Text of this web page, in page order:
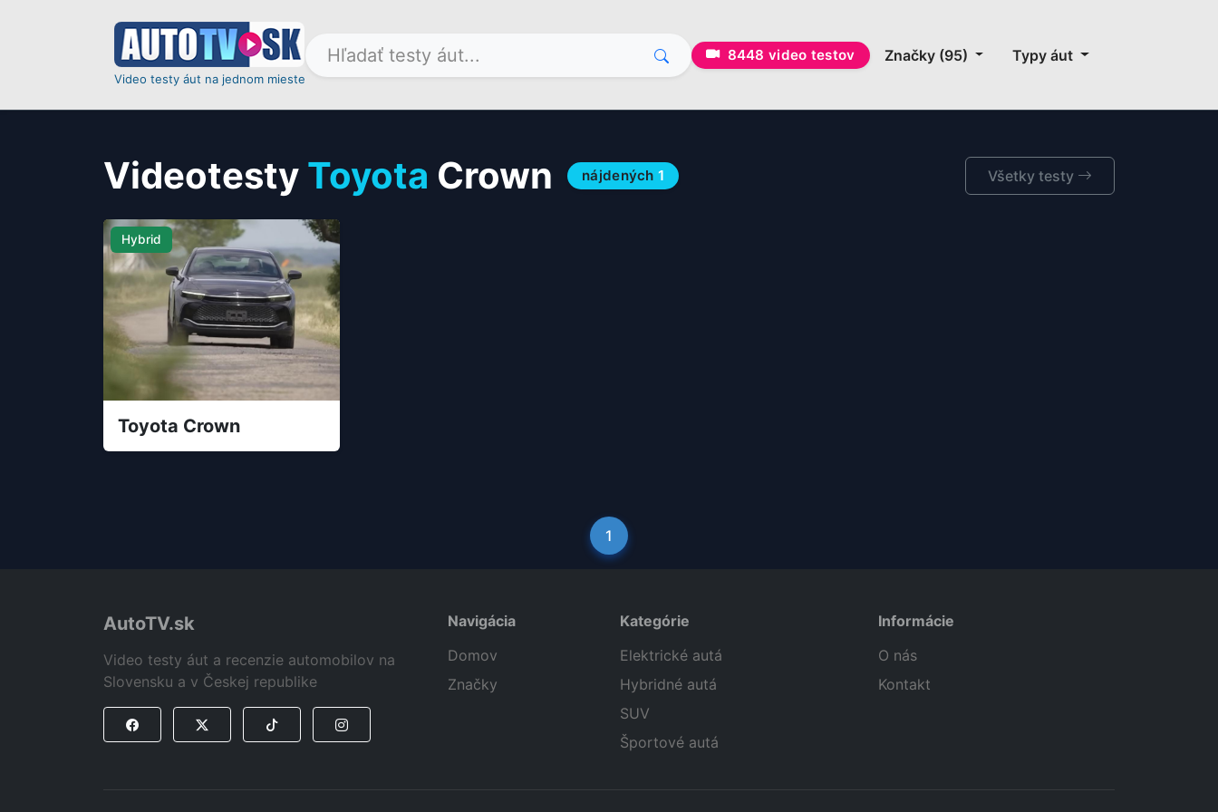
Video testy áut na jednom mieste
8448 video testov Značky (95) Typy áut
Videotesty Toyota Crown nájdených1 Všetky testy
Hybrid
Toyota Crown
1
AutoTV.sk
Video testy áut a recenzie automobilov na
Slovensku a v Českej republike
Navigácia
Domov
Značky
Kategórie
Elektrické autá
Hybridné autá
SUV
Športové autá
Informácie
O nás
Kontakt